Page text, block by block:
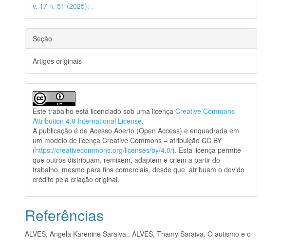
v. 17 n. 51 (2025): .
Seção
Artigos originais
Este trabalho está licenciado sob uma licençaCreative Commons
Attribution 4.0 International License.
A publicação é de Acesso Aberto (Open Access) e enquadrada em
um modelo de licença Creative Commons – atribuição CC BY
(https://creativecommons.org/licenses/by/4.0/). Esta licença permite
que outros distribuam, remixem, adaptem e criem a partir do
trabalho, mesmo para fins comerciais, desde que atribuam o devido
crédito pela criação original.
Referências
ALVES, Angela Karenine Saraiva.; ALVES, Thamy Saraiva. O autismo e o